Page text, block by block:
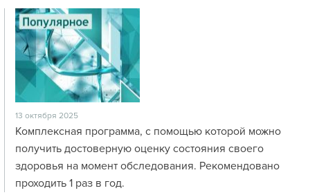
ВРАЧУ
ПРАВОВАЯ ИНФОРМАЦИЯ
13 октября 2025
Комплексная программа, с помощью которой можно
получить достоверную оценку состояния своего
здоровья на момент обследования. Рекомендовано
проходить 1 раз в год.